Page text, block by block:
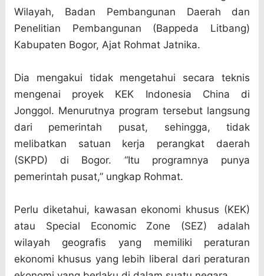
Wilayah, Badan Pembangunan Daerah dan
Penelitian Pembangunan (Bappeda Litbang)
Kabupaten Bogor, Ajat Rohmat Jatnika.
Dia mengakui tidak mengetahui secara teknis
mengenai proyek KEK Indonesia China di
Jonggol. Menurutnya program tersebut langsung
dari pemerintah pusat, sehingga, tidak
melibatkan satuan kerja perangkat daerah
(SKPD) di Bogor. “Itu programnya punya
pemerintah pusat,” ungkap Rohmat.
Perlu diketahui, kawasan ekonomi khusus (KEK)
atau Special Economic Zone (SEZ) adalah
wilayah geografis yang memiliki peraturan
ekonomi khusus yang lebih liberal dari peraturan